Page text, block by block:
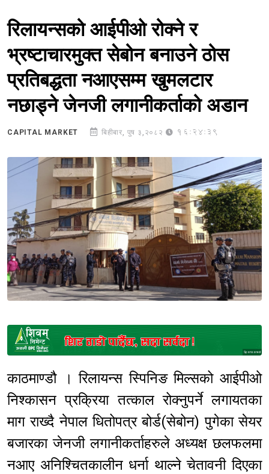
रिलायन्सको आईपीओ रोक्ने र
भ्रष्टाचारमुक्त सेबोन बनाउने ठोस
प्रतिबद्धता नआएसम्म खुमलटार
नछाड्ने जेनजी लगानीकर्ताको अडान
CAPITAL MARKET बिहीबार, पुष ३,२०८२ 16:24:39
Sponsored
काठमाण्डौ । रिलायन्स स्पिनिङ मिल्सको आईपीओ
निश्कासन प्रक्रिया तत्काल रोक्नुपर्ने लगायतका
माग राख्दै नेपाल धितोपत्र बोर्ड(सेबोन) पुगेका सेयर
बजारका जेनजी लगानीकर्ताहरुले अध्यक्ष छलफलमा
नआए अनिश्चितकालीन धर्ना थाल्ने चेतावनी दिएका